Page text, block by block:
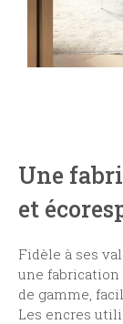
Une
et
Fidèle à ses
une
de gamme,
Les encres